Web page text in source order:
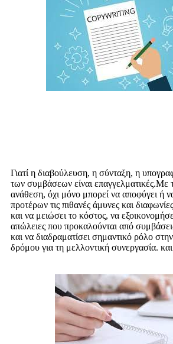
Γιατί η διαβούλευση, η σύνταξη, η
των συμβάσεων είναι επαγγελματικές.Με
ανάθεση, όχι μόνο μπορεί να αποφύγει ή
προτέρων τις πιθανές άμυνες και
και να μειώσει το κόστος, να
απώλειες που προκαλούνται από συμβάσεις
και να διαδραματίσει σημαντικό ρόλο
δρόμου για τη μελλοντική συνεργασία.